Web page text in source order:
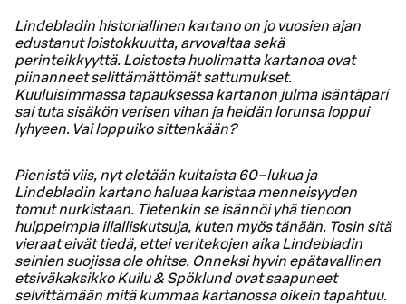
Lindebladin historiallinen kartano on jo vuosien ajan
edustanut loistokkuutta, arvovaltaa sekä
perinteikkyyttä. Loistosta huolimatta kartanoa ovat
piinanneet selittämättömät sattumukset.
Kuuluisimmassa tapauksessa kartanon julma isäntäpari
sai tuta sisäkön verisen vihan ja heidän lorunsa loppui
lyhyeen. Vai loppuiko sittenkään?
Pienistä viis, nyt eletään kultaista 60–lukua ja
Lindebladin kartano haluaa karistaa menneisyyden
tomut nurkistaan. Tietenkin se isännöi yhä tienoon
hulppeimpia illalliskutsuja, kuten myös tänään. Tosin sitä
vieraat eivät tiedä, ettei veritekojen aika Lindebladin
seinien suojissa ole ohitse. Onneksi hyvin epätavallinen
etsiväkaksikko Kuilu & Spöklund ovat saapuneet
selvittämään mitä kummaa kartanossa oikein tapahtuu.